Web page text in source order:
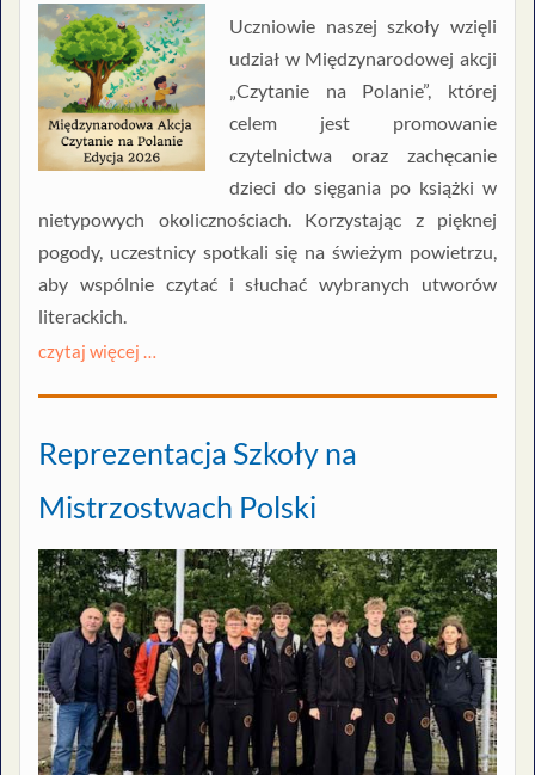
Uczniowie naszej szkoły wzięli
udział w Międzynarodowej akcji
„Czytanie na Polanie”, której
celem jest promowanie
czytelnictwa oraz zachęcanie
dzieci do sięgania po książki w
nietypowych okolicznościach. Korzystając z pięknej
pogody, uczestnicy spotkali się na świeżym powietrzu,
aby wspólnie czytać i słuchać wybranych utworów
literackich.
czytaj więcej …
Reprezentacja Szkoły na
Mistrzostwach Polski